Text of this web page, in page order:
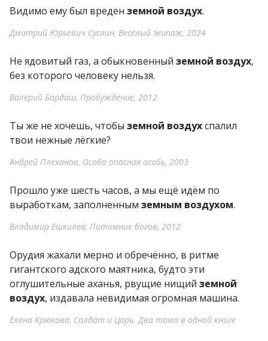
Видимо ему был вреден земной воздух.
Дмитрий Юрьевич Суслин, Весёлый экипаж, 2024
Не ядовитый газ, а обыкновенный земной воздух,
без которого человеку нельзя.
Валерий Бардаш, Пробуждение, 2012
Ты же не хочешь, чтобы земной воздухспалил
твои нежные лёгкие?
Андрей Плеханов, Особо опасная особь, 2003
Прошло уже шесть часов, а мы ещё идём по
выработкам, заполненным земным воздухом.
Владимир Ешкилев, Питомник богов, 2012
Орудия жахали мерно и обречённо, в ритме
гигантского адского маятника, будто эти
оглушительные аханья, рвущие нищий земной
воздух, издавала невидимая огромная машина.
Елена Крюкова, Солдат и Царь. Два тома в одной книге